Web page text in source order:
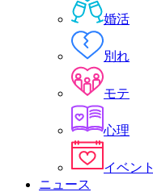
婚活
別れ
モテ
心理
イベント
ニュース